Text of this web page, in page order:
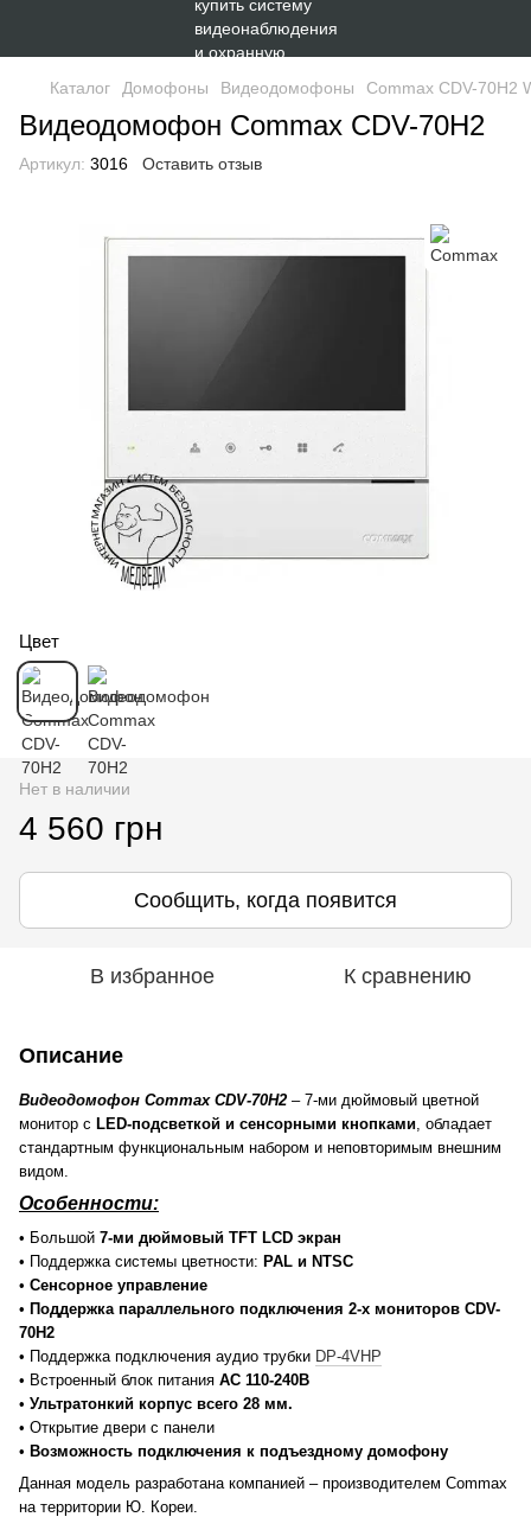
Каталог Домофоны Видеодомофоны Commax CDV-70H2
Видеодомофон Commax CDV-70H2
Артикул: 3016 Оставить отзыв
Цвет
Нет в наличии
4 560 грн
Сообщить, когда появится
В избранное К сравнению
Описание
Видеодомофон Commax CDV-70H2 – 7-ми дюймовый цветной
монитор с LED-подсветкой и сенсорными кнопками , обладает
стандартным функциональным набором и неповторимым внешним
видом.
Особенности:
• Большой 7-ми дюймовый TFT LCD экран
• Поддержка системы цветности: PAL и NTSC
• Сенсорное управление
• Поддержка параллельного подключения 2-х мониторов CDV-
70H2
• Поддержка подключения аудио трубки DP-4VHP
• Встроенный блок питания AC 110-240В
• Ультратонкий корпус всего 28 мм.
• Открытие двери с панели
• Возможность подключения к подъездному домофону
Данная модель разработана компанией – производителем Commax
на территории Ю. Кореи.